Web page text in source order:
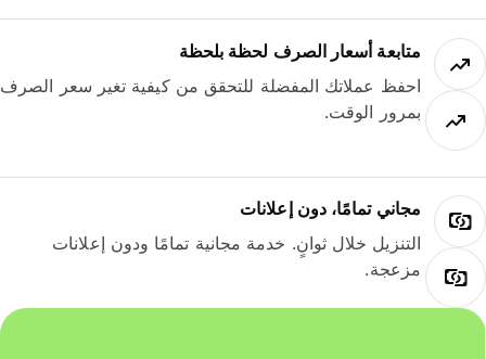
متابعة أسعار الصرف لحظة بلحظة
احفظ عملاتك المفضلة للتحقق من كيفية تغير سعر الصرف
بمرور الوقت.
مجاني تمامًا، دون إعلانات
التنزيل خلال ثوانٍ. خدمة مجانية تمامًا ودون إعلانات
مزعجة.